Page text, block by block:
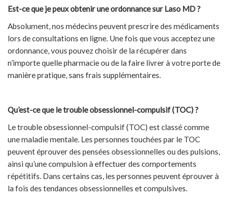
Est-ce que je peux obtenir une ordonnance sur Laso MD ?
Absolument, nos médecins peuvent prescrire des médicaments
lors de consultations en ligne. Une fois que vous acceptez une
ordonnance, vous pouvez choisir de la récupérer dans
n’importe quelle pharmacie ou de la faire livrer à votre porte de
manière pratique, sans frais supplémentaires.
Qu’est-ce que le trouble obsessionnel-compulsif (TOC) ?
Le trouble obsessionnel-compulsif (TOC) est classé comme
une maladie mentale. Les personnes touchées par le TOC
peuvent éprouver des pensées obsessionnelles ou des pulsions,
ainsi qu’une compulsion à effectuer des comportements
répétitifs. Dans certains cas, les personnes peuvent éprouver à
la fois des tendances obsessionnelles et compulsives.